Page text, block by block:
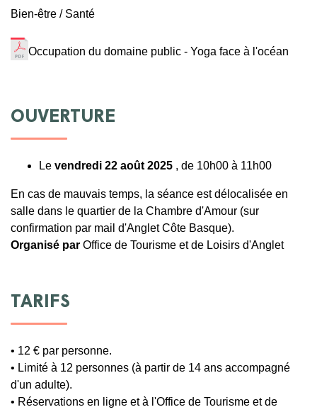
Bien-être / Santé
Occupation du domaine public - Yoga face à l'océan
OUVERTURE
Le vendredi 22 août 2025 , de 10h00 à 11h00
En cas de mauvais temps, la séance est délocalisée en
salle dans le quartier de la Chambre d'Amour (sur
confirmation par mail d'Anglet Côte Basque).
Organisé par Office de Tourisme et de Loisirs d'Anglet
TARIFS
• 12 € par personne.
• Limité à 12 personnes (à partir de 14 ans accompagné
d'un adulte).
• Réservations en ligne et à l'Office de Tourisme et de